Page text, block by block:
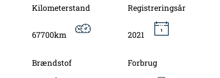
Kilometerstand
67700km
Registreringsår
2021
Brændstof Forbrug